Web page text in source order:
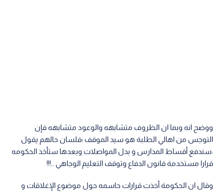
ووضح انه وبما ان الظروف متشابهه والوعود متشابهه فإن
التوجس من اهالي الطلبة هو سيد الموقف ؛فلسان حالهم يقول
:سندفع أقساط المدارس و بدل المواصلات وبعدها ستأخذ الحكومه
قرارا مستخدمة قانون الدفاع وتوقف التعليم الوجاهي ..!!!
وقال ان الحكومة أخذت قرارات حاسمه حول موضوع الإغلاقات و